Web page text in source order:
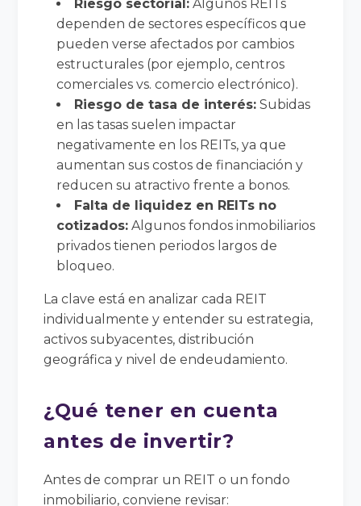
Riesgo sectorial: Algunos REITs
dependen de sectores específicos que
pueden verse afectados por cambios
estructurales (por ejemplo, centros
comerciales vs. comercio electrónico).
Riesgo de tasa de interés: Subidas
en las tasas suelen impactar
negativamente en los REITs, ya que
aumentan sus costos de financiación y
reducen su atractivo frente a bonos.
Falta de liquidez en REITs no
cotizados: Algunos fondos inmobiliarios
privados tienen periodos largos de
bloqueo.
La clave está en analizar cada REIT
individualmente y entender su estrategia,
activos subyacentes, distribución
geográfica y nivel de endeudamiento.
¿Qué tener en cuenta
antes de invertir?
Antes de comprar un REIT o un fondo
inmobiliario, conviene revisar: